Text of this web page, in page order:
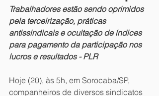
Trabalhadores estão sendo oprimidos
pela terceirização, práticas
antissindicais e ocultação de índices
para pagamento da participação nos
lucros e resultados - PLR
Hoje (20), às 5h, em Sorocaba/SP,
companheiros de diversos sindicatos